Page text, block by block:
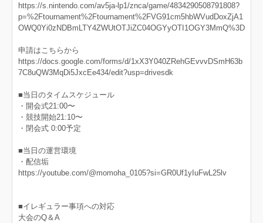
https://s.nintendo.com/av5ja-lp1/znca/game/4834290508791808?
p=%2Ftournament%2Ftournament%2FVG91cm5hbWVudDoxZjA1
OWQ0Yi0zNDBmLTY4ZWUtOTJiZC04OGYyOTI1OGY3MmQ%3D
申請はこちらから
https://docs.google.com/forms/d/1xX3Y040ZRehGEvvvDSmH63b
7C8uQW3MqDi5JxcEe434/edit?usp=drivesdk
■当日のタイムスケジュール
・開会式21:00〜
・競技開始21:10〜
・閉会式 0:00予定
■当日の運営環境
・配信垢
https://youtube.com/@momoha_0105?si=GR0Uf1yIuFwL25lv
■イレギュラー事項への対応
大会のQ＆A